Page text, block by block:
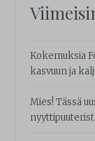
Kokemuksia
kasvuun ja
Mies! Tässä